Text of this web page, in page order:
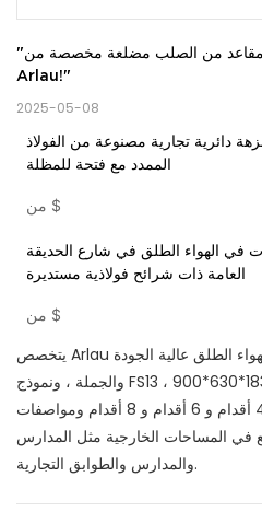
"تصميم خالدة ، تم بناؤه ليدوم. مقاعد من الصلب مضلعة مخصصة من
Arlau!"
2025-05-08
دائرية تجارية مصنوعة من الفولاذ
الممدد مع فتحة للمظلة
$
في الهواء الطلق في شارع الحديقة
العامة ذات شرائح فولاذية مستديرة
$
يتخصص Arlau في تخصيص ومقاعد الصلب في الهواء الطلق عالية الجودة
والجملة ، ونموذج FS13 ، والحجم القياسي هو 1830*630*900mm ،
ويدعم التخصيص عند الطلب من 4 أقدام و 6 أقدام و 8 أقدام ومواصفات
المساحات الخارجية مثل المدارس
والمدارس والطوابق التجارية.